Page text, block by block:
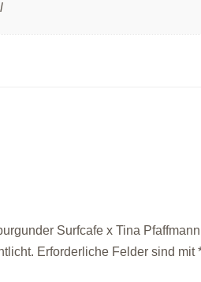
Surfcafe x Tina
Erforderliche Felder sind mit